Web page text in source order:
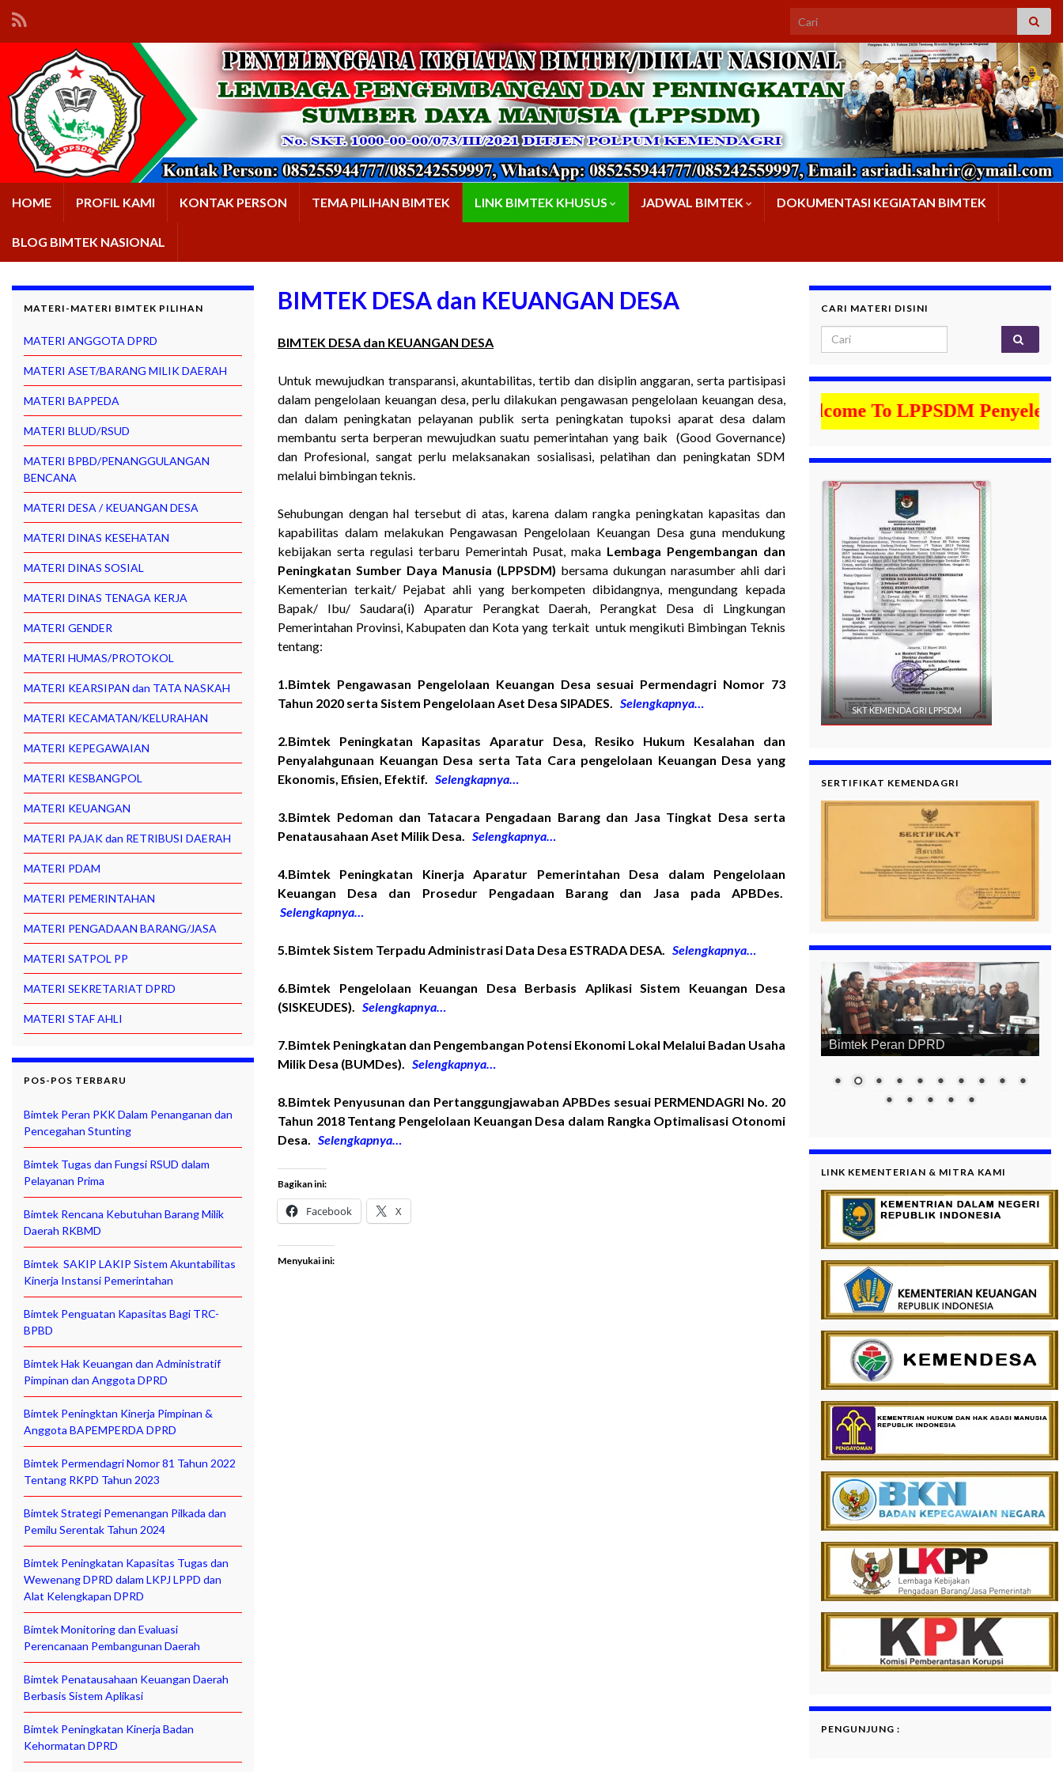
HOME PROFIL KAMI KONTAK PERSON TEMA PILIHAN BIMTEK LINK BIMTEK KHUSUS JADWAL BIMTEK DOKUMENTASI KEGIATAN BIMTEK
BLOG BIMTEK NASIONAL
MATERI-MATERI BIMTEK PILIHAN
MATERI ANGGOTA DPRD
MATERI ASET/BARANG MILIK DAERAH
MATERI BAPPEDA
MATERI BLUD/RSUD
MATERI BPBD/PENANGGULANGAN
BENCANA
MATERI DESA / KEUANGAN DESA
MATERI DINAS KESEHATAN
MATERI DINAS SOSIAL
MATERI DINAS TENAGA KERJA
MATERI GENDER
MATERI HUMAS/PROTOKOL
MATERI KEARSIPAN dan TATA NASKAH
MATERI KECAMATAN/KELURAHAN
MATERI KEPEGAWAIAN
MATERI KESBANGPOL
MATERI KEUANGAN
MATERI PAJAK dan RETRIBUSI DAERAH
MATERI PDAM
MATERI PEMERINTAHAN
MATERI PENGADAAN BARANG/JASA
MATERI SATPOL PP
MATERI SEKRETARIAT DPRD
MATERI STAF AHLI
POS-POS TERBARU
Bimtek Peran PKK Dalam Penanganan dan
Pencegahan Stunting
Bimtek Tugas dan Fungsi RSUD dalam
Pelayanan Prima
Bimtek Rencana Kebutuhan Barang Milik
Daerah RKBMD
Bimtek SAKIP LAKIP Sistem Akuntabilitas
Kinerja Instansi Pemerintahan
Bimtek Penguatan Kapasitas Bagi TRC-
BPBD
Bimtek Hak Keuangan dan Administratif
Pimpinan dan Anggota DPRD
Bimtek Peningktan Kinerja Pimpinan &
Anggota BAPEMPERDA DPRD
Bimtek Permendagri Nomor 81 Tahun 2022
Tentang RKPD Tahun 2023
Bimtek Strategi Pemenangan Pilkada dan
Pemilu Serentak Tahun 2024
Bimtek Peningkatan Kapasitas Tugas dan
Wewenang DPRD dalam LKPJ LPPD dan
Alat Kelengkapan DPRD
Bimtek Monitoring dan Evaluasi
Perencanaan Pembangunan Daerah
Bimtek Penatausahaan Keuangan Daerah
Berbasis Sistem Aplikasi
Bimtek Peningkatan Kinerja Badan
Kehormatan DPRD
BIMTEK DESA dan KEUANGAN DESA
BIMTEK DESA dan KEUANGAN DESA
Untuk mewujudkan transparansi, akuntabilitas, tertib dan disiplin anggaran, serta partisipasi
dalam pengelolaan keuangan desa, perlu dilakukan pengawasan pengelolaan keuangan desa,
dan dalam peningkatan pelayanan publik serta peningkatan tupoksi aparat desa dalam
membantu serta berperan mewujudkan suatu pemerintahan yang baik (Good Governance)
dan Profesional, sangat perlu melaksanakan sosialisasi, pelatihan dan peningkatan SDM
melalui bimbingan teknis.
Sehubungan dengan hal tersebut di atas, karena dalam rangka peningkatan kapasitas dan
kapabilitas dalam melakukan Pengawasan Pengelolaan Keuangan Desa guna mendukung
kebijakan serta regulasi terbaru Pemerintah Pusat, maka Lembaga Pengembangan dan
Peningkatan Sumber Daya Manusia (LPPSDM) bersama dukungan narasumber ahli dari
Kementerian terkait/ Pejabat ahli yang berkompeten dibidangnya, mengundang kepada
Bapak/ Ibu/ Saudara(i) Aparatur Perangkat Daerah, Perangkat Desa di Lingkungan
Pemerintahan Provinsi, Kabupaten dan Kota yang terkait untuk mengikuti Bimbingan Teknis
tentang:
1.Bimtek Pengawasan Pengelolaan Keuangan Desa sesuai Permendagri Nomor 73
Tahun 2020 serta Sistem Pengelolaan Aset Desa SIPADES. Selengkapnya…
2.Bimtek Peningkatan Kapasitas Aparatur Desa, Resiko Hukum Kesalahan dan
Penyalahgunaan Keuangan Desa serta Tata Cara pengelolaan Keuangan Desa yang
Ekonomis, Efisien, Efektif. Selengkapnya…
3.Bimtek Pedoman dan Tatacara Pengadaan Barang dan Jasa Tingkat Desa serta
Penatausahaan Aset Milik Desa. Selengkapnya…
4.Bimtek Peningkatan Kinerja Aparatur Pemerintahan Desa dalam Pengelolaan
Keuangan Desa dan Prosedur Pengadaan Barang dan Jasa pada APBDes.
Selengkapnya…
5.Bimtek Sistem Terpadu Administrasi Data Desa ESTRADA DESA. Selengkapnya…
6.Bimtek Pengelolaan Keuangan Desa Berbasis Aplikasi Sistem Keuangan Desa
(SISKEUDES). Selengkapnya…
7.Bimtek Peningkatan dan Pengembangan Potensi Ekonomi Lokal Melalui Badan Usaha
Milik Desa (BUMDes). Selengkapnya…
8.Bimtek Penyusunan dan Pertanggungjawaban APBDes sesuai PERMENDAGRI No. 20
Tahun 2018 Tentang Pengelolaan Keuangan Desa dalam Rangka Optimalisasi Otonomi
Desa. Selengkapnya…
Bagikan ini:
Facebook X
Menyukai ini:
CARI MATERI DISINI
Welcome To LPPSDM
SKT KEMENDAGRI LPPSDM
SERTIFIKAT KEMENDAGRI
Bimtek Peran DPRD
LINK KEMENTERIAN & MITRA KAMI
PENGUNJUNG :